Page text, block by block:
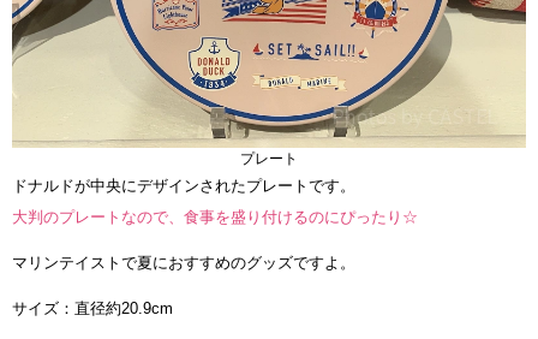
プレート
ドナルドが中央にデザインされたプレートです。
大判のプレートなので、食事を盛り付けるのにぴったり☆
マリンテイストで夏におすすめのグッズですよ。
サイズ：直径約20.9cm